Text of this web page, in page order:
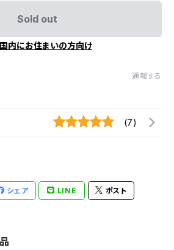
Sold out
内にお住まいの方向け
通報する
(7)
シェア LINE ポスト